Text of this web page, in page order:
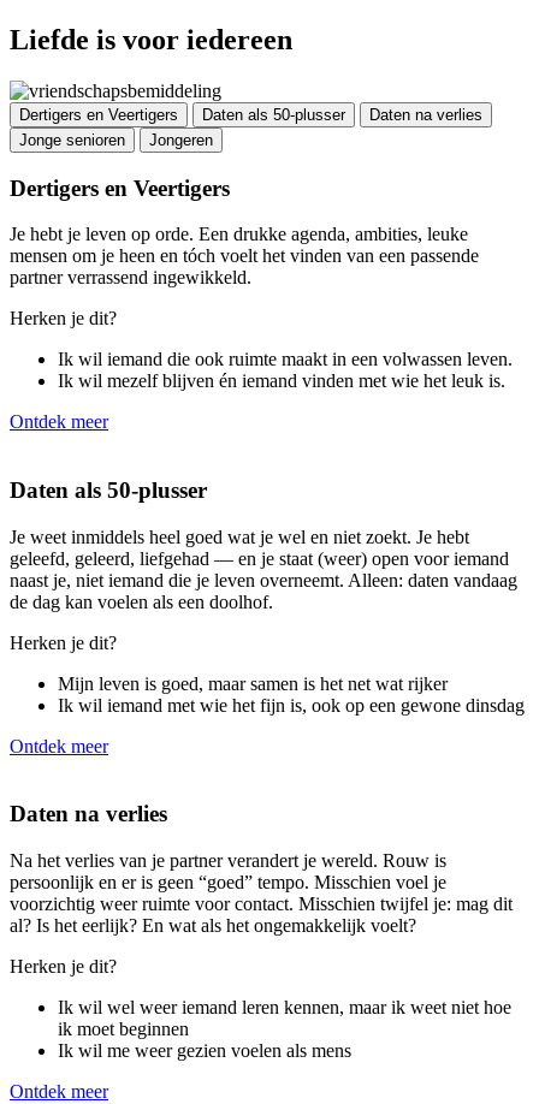
Liefde is voor iedereen
Dertigers en Veertigers Daten als 50-plusser
Daten na verlies
Jonge senioren
Jongeren
Dertigers en Veertigers
Je hebt je leven op orde. Een drukke agenda, ambities, leuke
mensen om je heen en tóch voelt het vinden van een passende
partner verrassend ingewikkeld.
Herken je dit?
Ik wil iemand die ook ruimte maakt in een volwassen leven.
Ik wil mezelf blijven én iemand vinden met wie het leuk is.
Ontdek meer
Daten als 50-plusser
Je weet inmiddels heel goed wat je wel en niet zoekt. Je hebt
geleefd, geleerd, liefgehad — en je staat (weer) open voor iemand
naast je, niet iemand die je leven overneemt. Alleen: daten vandaag
de dag kan voelen als een doolhof.
Herken je dit?
Mijn leven is goed, maar samen is het net wat rijker
Ik wil iemand met wie het fijn is, ook op een gewone dinsdag
Ontdek meer
Daten na verlies
Na het verlies van je partner verandert je wereld. Rouw is
persoonlijk en er is geen “goed” tempo. Misschien voel je
voorzichtig weer ruimte voor contact. Misschien twijfel je: mag dit
al? Is het eerlijk? En wat als het ongemakkelijk voelt?
Herken je dit?
Ik wil wel weer iemand leren kennen, maar ik weet niet hoe
ik moet beginnen
Ik wil me weer gezien voelen als mens
Ontdek meer